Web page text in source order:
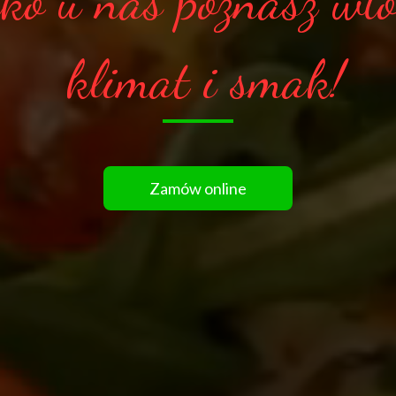
klimat i smak!
Zamów online